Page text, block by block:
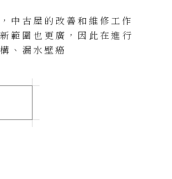
中古屋的改善和維修工作
範圍也更廣，因此在進行
、漏水壁癌